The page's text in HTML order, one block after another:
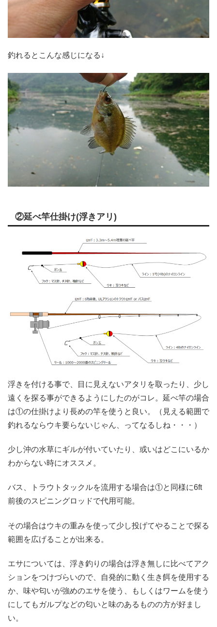
釣れるとこんな感じになる↓
②延べ竿仕掛け(浮きアリ)
浮きを付ける事で、目に見えないアタリを取ったり、少し
遠くを探る事ができるようにしたのがコレ。延べ竿の場合
は①の仕掛けより長めの竿を使うと良い。（見える範囲で
釣れるならウキ要らないじゃん、ってなるしね・・・）
少し沖の水草にギルが付いていたり、或いはどこにいるか
わからない時にオススメ。
バス、トラウトタックルを流用する場合は①と同様に6ft
前後のスピニングロッドで代用可能。
その場合はウキの重みを使って少し投げてやることで探る
範囲を広げることが出来る。
エサについては、浮き釣りの場合は浮き無しに比べてアク
ションをつけづらいので、自発的に動く生き餌を使用する
か、味や匂いが強めのエサを使う、もしくはワームを使う
にしてもガルプなどの匂いと味のあるものの方が好まし
い。